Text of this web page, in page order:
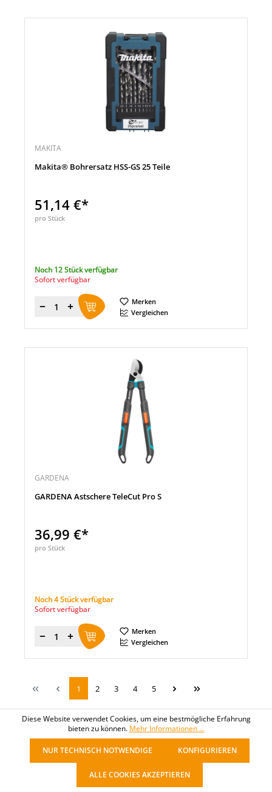
MAKITA
Makita® Bohrersatz HSS-GS 25 Teile
51,14 €*
pro Stück
Noch 12 Stück verfügbar
Sofort verfügbar
Menge
Merken
Vergleichen
GARDENA
GARDENA Astschere TeleCut Pro S
36,99 €*
pro Stück
Noch 4 Stück verfügbar
Sofort verfügbar
Menge
Merken
Vergleichen
1 2 3 4 5
Diese Website verwendet Cookies, um eine bestmögliche Erfahrung
bieten zu können. Mehr Informationen ...
NUR TECHNISCH NOTWENDIGE KONFIGURIEREN
ALLE COOKIES AKZEPTIEREN